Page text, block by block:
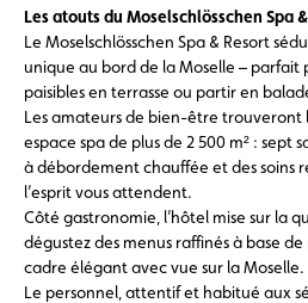
Les atouts du Moselschlösschen Spa
Le Moselschlösschen Spa & Resort
unique au bord de la Moselle – parfait
paisibles en terrasse ou partir en
Les amateurs de bien-être trouveront
espace spa de plus de 2 500 m² : sept
à débordement chauffée et des soins
l’esprit vous attendent.
Côté gastronomie, l’hôtel mise sur la
dégustez des menus raffinés à base
cadre élégant avec vue sur la Moselle.
Le personnel, attentif et habitué aux